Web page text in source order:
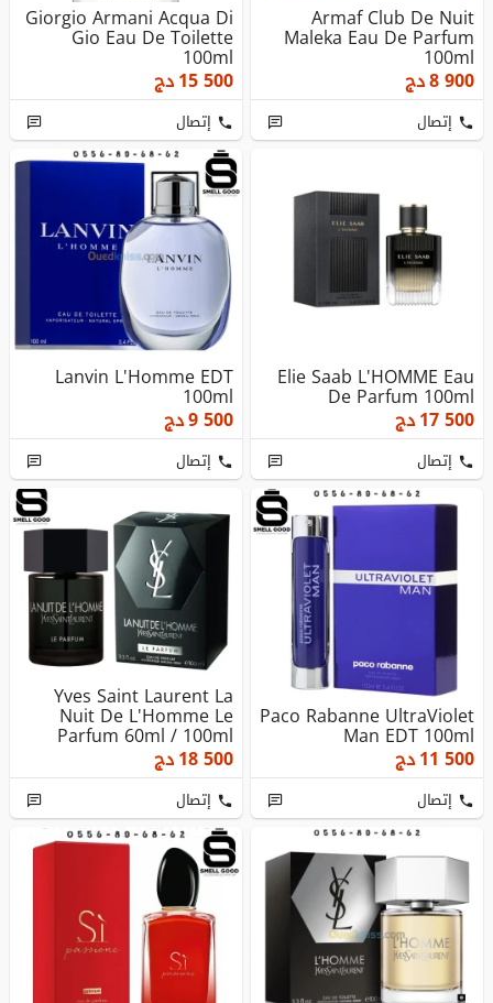
Armaf Club De Nuit
Maleka Eau De Parfum
100ml
8 900دج
إتصال
Giorgio Armani Acqua Di
Gio Eau De Toilette
100ml
15 500دج
إتصال
Elie Saab L'HOMME Eau
De Parfum 100ml
17 500دج
إتصال
Lanvin L'Homme EDT
100ml
9 500دج
إتصال
Paco Rabanne UltraViolet
Man EDT 100ml
11 500دج
إتصال
Yves Saint Laurent La
Nuit De L'Homme Le
Parfum 60ml / 100ml
18 500دج
إتصال